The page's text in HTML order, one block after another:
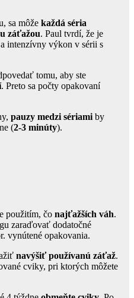
sa môže každá séria
záťažou. Paul tvrdí, že je
intenzívny výkon v sérii s
tomu, aby ste
. Preto sa počty opakovaní
pauzy medzi sériami by
(2-3 minúty).
použitím, čo najťažších váh.
zaraďovať dodatočné
vynútené opakovania.
navýšiť používanú záťaž.
cviky, pri ktorých môžete